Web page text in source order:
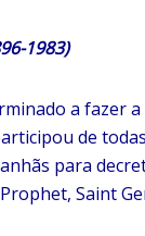
1983)
a fazer a
de
para
Saint